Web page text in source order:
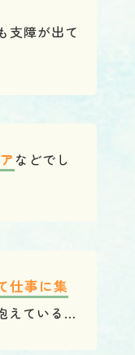
支障が出て
などでし
仕事に集
えている…